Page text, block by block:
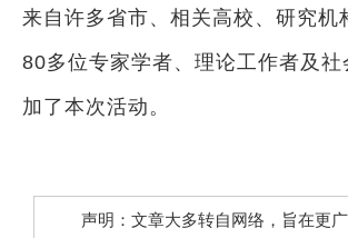
来自许多省市、相关高校、研究机
80多位专家学者、理论工作者及社
加了本次活动。
声明：文章大多转自网络，旨在更广